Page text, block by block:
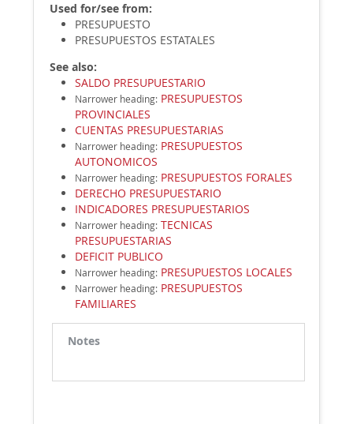
Used for/see from:
PRESUPUESTO
PRESUPUESTOS ESTATALES
See also:
SALDO PRESUPUESTARIO
Narrower heading: PRESUPUESTOS
PROVINCIALES
CUENTAS PRESUPUESTARIAS
Narrower heading: PRESUPUESTOS
AUTONOMICOS
Narrower heading: PRESUPUESTOS FORALES
DERECHO PRESUPUESTARIO
INDICADORES PRESUPUESTARIOS
Narrower heading: TECNICAS
PRESUPUESTARIAS
DEFICIT PUBLICO
Narrower heading: PRESUPUESTOS LOCALES
Narrower heading: PRESUPUESTOS
FAMILIARES
Notes